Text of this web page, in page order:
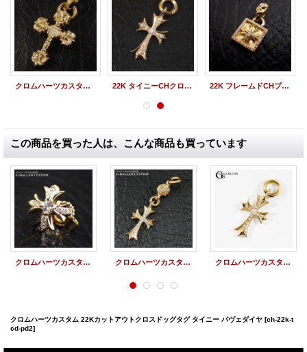
クロムハーツカスタム フィリグリークロス 22Kメッキ ダイヤ 22K タイニーCHクロス パヴェダイヤ 22K フレームドCHプラス パヴェダイヤ
この商品を買った人は、こんな商品も買っています
クロムハーツカスタム 22K CHプラス ピアス パヴェダイヤ クロムハーツカスタム 22K 1ボール タイニー CHクロス パヴェダイヤ クロムハーツカスタム 22K タイニーCHクロス パヴェダイヤ
クロムハーツカスタム 22Kカットアウトクロスドッグタグ タイニー パヴェダイヤ [ch-22k-t
cd-pd2]